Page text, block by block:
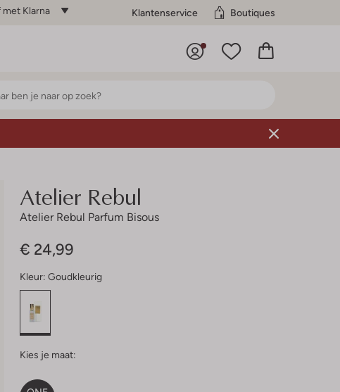
met Klarna Klantenservice Boutiques
Atelier Rebul
Atelier Rebul Parfum Bisous
€ 24,99
Kleur: Goudkleurig
Kies je maat: